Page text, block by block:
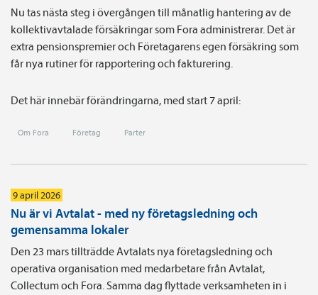
Nu tas nästa steg i övergången till månatlig hantering av de
kollektivavtalade försäkringar som Fora administrerar. Det är
extra pensionspremier och Företagarens egen försäkring som
får nya rutiner för rapportering och fakturering.
Det här innebär förändringarna, med start 7 april:
Om Fora Företag Parter
9 april 2026
Nu är vi Avtalat - med ny företagsledning och
gemensamma lokaler
Den 23 mars tillträdde Avtalats nya företagsledning och
operativa organisation med medarbetare från Avtalat,
Collectum och Fora. Samma dag flyttade verksamheten in i